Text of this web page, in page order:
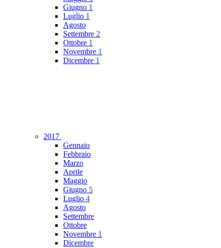
Giugno 1
Luglio 1
Agosto
Settembre 2
Ottobre 1
Novembre 1
Dicembre 1
2017
Gennaio
Febbraio
Marzo
Aprile
Maggio
Giugno 5
Luglio 4
Agosto
Settembre
Ottobre
Novembre 1
Dicembre